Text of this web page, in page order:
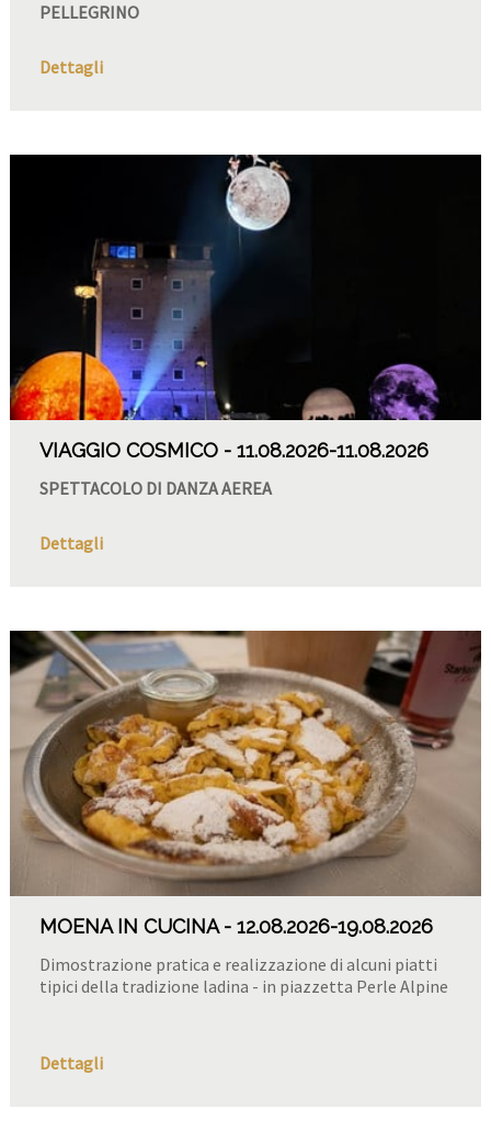
PELLEGRINO
Dettagli
VIAGGIO COSMICO 11.08.2026-11.08.2026
SPETTACOLO DI DANZA AEREA
Dettagli
MOENA IN CUCINA 12.08.2026-19.08.2026
Dimostrazione pratica e realizzazione di alcuni piatti
tipici della tradizione ladina - in piazzetta Perle Alpine
Dettagli